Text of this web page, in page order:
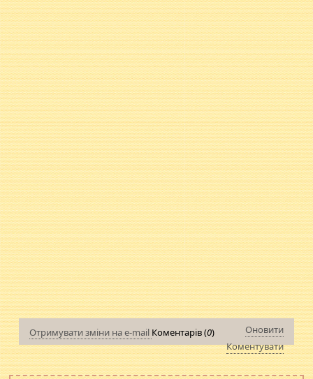
Отримувати зміни на e-mail Коментарів (0)
Оновити
Коментувати